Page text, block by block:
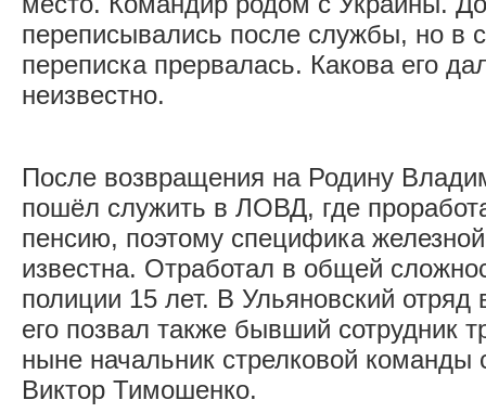
переписывались после службы, но в
переписка прервалась. Какова его
неизвестно.
После возвращения на Родину
пошёл служить в ЛОВД, где
пенсию, поэтому специфика
известна. Отработал в общей
полиции 15 лет. В Ульяновский
его позвал также бывший сотрудник
ныне начальник стрелковой команды
Виктор Тимошенко.